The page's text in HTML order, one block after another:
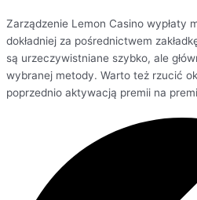
Zarządzenie Lemon Casino wypłaty
dokładniej za pośrednictwem
są urzeczywistniane szybko, ale
wybranej metody. Warto też rzucić
poprzednio aktywacją premii na